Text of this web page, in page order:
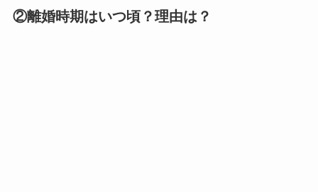
②離婚時期はいつ頃？理由は？